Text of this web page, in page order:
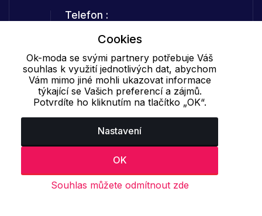
Telefon :
+420 702 000 160
Cookie - podrobné nastavení| Další informace|Ochrana osobních
Cookies
Ok-moda se svými partnery potřebuje Váš
souhlas k využití jednotlivých dat, abychom
Vám mimo jiné mohli ukazovat informace
týkající se Vašich preferencí a zájmů.
Potvrdíte ho kliknutím na tlačítko „OK“.
Nastavení
OK
Souhlas můžete odmítnout zde